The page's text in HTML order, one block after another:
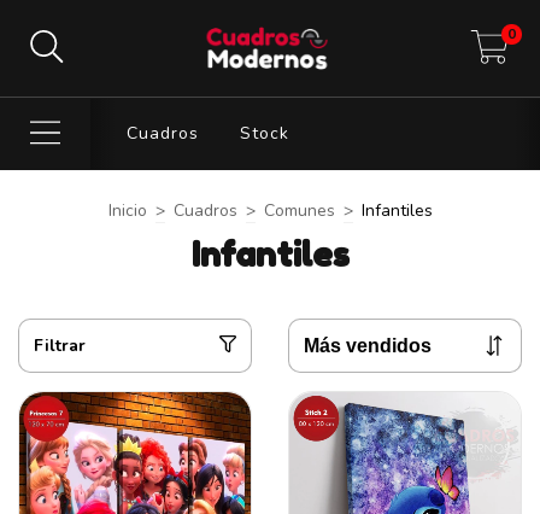
0
Cuadros Stock
Inicio > Cuadros > Comunes > Infantiles
Infantiles
Filtrar